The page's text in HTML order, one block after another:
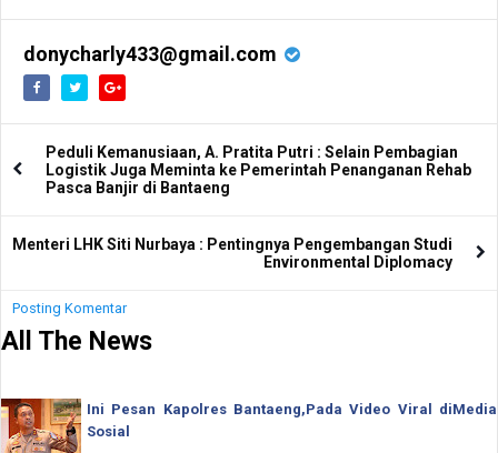
donycharly433@gmail.com
Peduli Kemanusiaan, A. Pratita Putri : Selain Pembagian
Logistik Juga Meminta ke Pemerintah Penanganan Rehab
Pasca Banjir di Bantaeng
Menteri LHK Siti Nurbaya : Pentingnya Pengembangan Studi
Environmental Diplomacy
Posting Komentar
All The News
Ini Pesan Kapolres Bantaeng,Pada Video Viral diMedia
Sosial